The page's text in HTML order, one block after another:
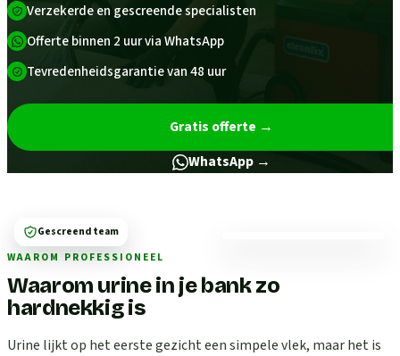
Verzekerde en gescreende specialisten
Offerte binnen 2 uur via WhatsApp
Tevredenheidsgarantie van 48 uur
Gratis offerte →
WhatsApp →
WAAROM PROFESSIONEEL
Waarom urine in je bank zo
hardnekkig is
Urine lijkt op het eerste gezicht een simpele vlek, maar het is
Gescreend team